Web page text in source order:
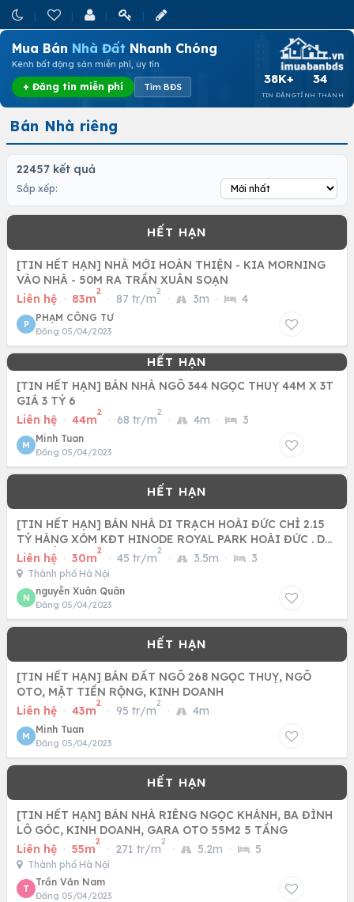
Mua Bán Nhà Đất Nhanh Chóng
Kênh bất động sản miễn phí, uy tín
+ Đăng tin miễn phí Tìm BĐS
38K+
TIN ĐĂNG
34
TỈNH THÀNH
Bán Nhà riêng
22457 kết quả
Sắp xếp:
[TIN HẾT HẠN] NHÀ MỚI HOÀN THIỆN - KIA MORNING
VÀO NHÀ - 50M RA TRẦN XUÂN SOẠN
Liên hệ · 83m
2
· 87 tr/m
2
· 3m · 4
P
PHẠM CÔNG TƯ
Đăng 05/04/2023
[TIN HẾT HẠN] BÁN NHÀ NGÕ 344 NGỌC THUỴ 44M X 3T
GIÁ 3 TỶ 6
Liên hệ · 44m
2
· 68 tr/m
2
· 4m · 3
M
Minh Tuan
Đăng 05/04/2023
[TIN HẾT HẠN] BÁN NHÀ DI TRẠCH HOÀI ĐỨC CHỈ 2.15
TỶ HÀNG XÓM KĐT HINODE ROYAL PARK HOÀI ĐỨC . DT
30M SỔ RIÊNG .
Liên hệ · 30m
2
· 45 tr/m
2
· 3.5m · 3
Thành phố Hà Nội
N
nguyễn Xuân Quân
Đăng 05/04/2023
[TIN HẾT HẠN] BÁN ĐẤT NGÕ 268 NGỌC THUỴ, NGÕ
OTO, MẶT TIỀN RỘNG, KINH DOANH
Liên hệ · 43m
2
· 95 tr/m
2
· 4m
M
Minh Tuan
Đăng 05/04/2023
[TIN HẾT HẠN] BÁN NHÀ RIÊNG NGỌC KHÁNH, BA ĐÌNH
LÔ GÓC, KINH DOANH, GARA OTO 55M2 5 TẦNG
Liên hệ · 55m
2
· 271 tr/m
2
· 5.2m · 5
Thành phố Hà Nội
T
Trần Văn Nam
Đăng 05/04/2023